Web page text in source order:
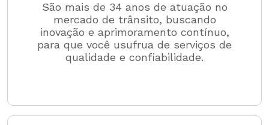
São mais de 34 anos de atuação no
mercado de trânsito, buscando
inovação e aprimoramento contínuo,
para que você usufrua de serviços de
qualidade e confiabilidade.